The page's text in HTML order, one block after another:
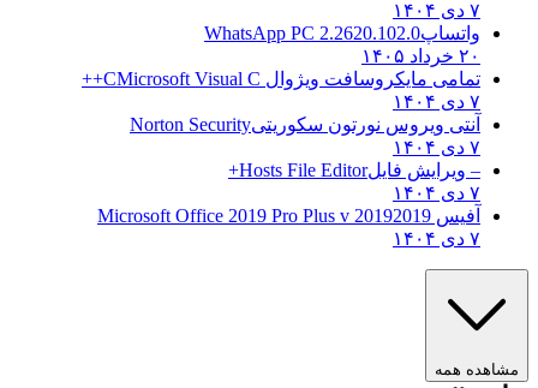
واتساپWhatsApp PC 2.2620.102.0
تمامی مایکروسافت ویژوال CMicrosoft Visual C++
آنتی ویروس نورتون سکوریتیNorton Security
– ویرایش فایلHosts File Editor+
آفیس 2019
2019 Microsoft Office 2019 Pro Plus v
همه